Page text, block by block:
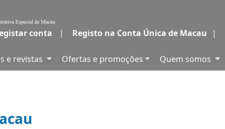
conta | Registo na Conta Única de Macau |
e revistas Ofertas e promoções Quem somos